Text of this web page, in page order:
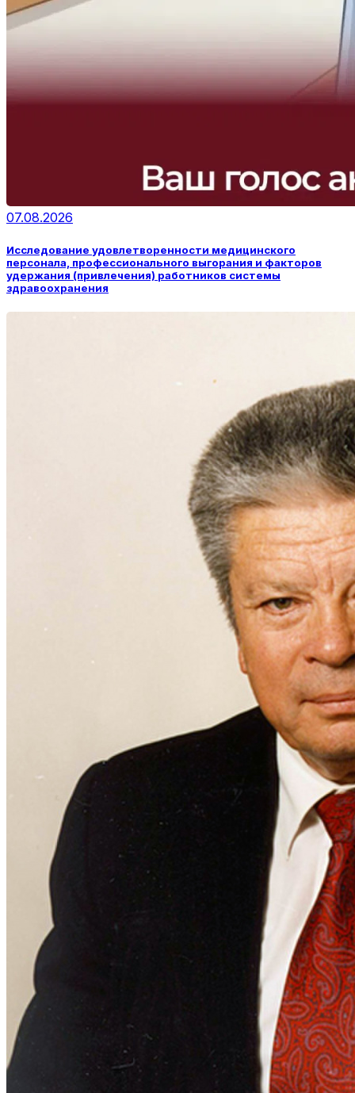
07.08.2026
Исследование удовлетворенности медицинского
персонала, профессионального выгорания и факторов
удержания (привлечения) работников системы
здравоохранения